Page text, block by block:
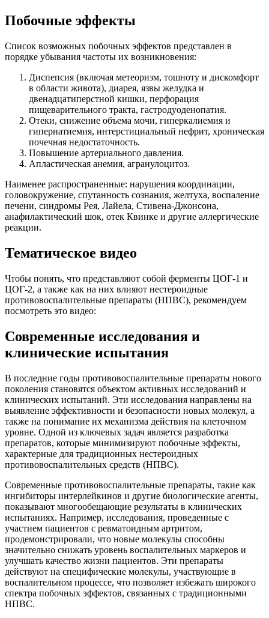
Побочные эффекты
Список возможных побочных эффектов представлен в
порядке убывания частоты их возникновения:
Диспепсия (включая метеоризм, тошноту и дискомфорт
в области живота), диарея, язвы желудка и
двенадцатиперстной кишки, перфорация
пищеварительного тракта, гастродуоденопатия.
Отеки, снижение объема мочи, гиперкалиемия и
гипернатиемия, интерстициальный нефрит, хроническая
почечная недостаточность.
Повышение артериального давления.
Апластическая анемия, агранулоцитоз.
Наименее распространенные: нарушения координации,
головокружение, спутанность сознания, желтуха, воспаление
печени, синдромы Рея, Лайела, Стивена-Джонсона,
анафилактический шок, отек Квинке и другие аллергические
реакции.
Тематическое видео
Чтобы понять, что представляют собой ферменты ЦОГ-1 и
ЦОГ-2, а также как на них влияют нестероидные
противовоспалительные препараты (НПВС), рекомендуем
посмотреть это видео:
Современные исследования и
клинические испытания
В последние годы противовоспалительные препараты нового
поколения становятся объектом активных исследований и
клинических испытаний. Эти исследования направлены на
выявление эффективности и безопасности новых молекул, а
также на понимание их механизма действия на клеточном
уровне. Одной из ключевых задач является разработка
препаратов, которые минимизируют побочные эффекты,
характерные для традиционных нестероидных
противовоспалительных средств (НПВС).
Современные противовоспалительные препараты, такие как
ингибиторы интерлейкинов и другие биологические агенты,
показывают многообещающие результаты в клинических
испытаниях. Например, исследования, проведенные с
участием пациентов с ревматоидным артритом,
продемонстрировали, что новые молекулы способны
значительно снижать уровень воспалительных маркеров и
улучшать качество жизни пациентов. Эти препараты
действуют на специфические молекулы, участвующие в
воспалительном процессе, что позволяет избежать широкого
спектра побочных эффектов, связанных с традиционными
НПВС.